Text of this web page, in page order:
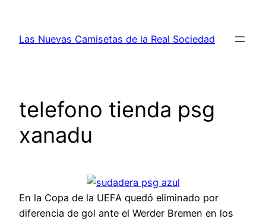
contenido
Las Nuevas Camisetas de la Real Sociedad
telefono tienda psg
xanadu
En la Copa de la UEFA quedó eliminado por
diferencia de gol ante el Werder Bremen en los